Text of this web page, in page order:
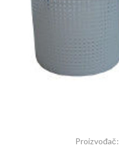
Proizvođač: